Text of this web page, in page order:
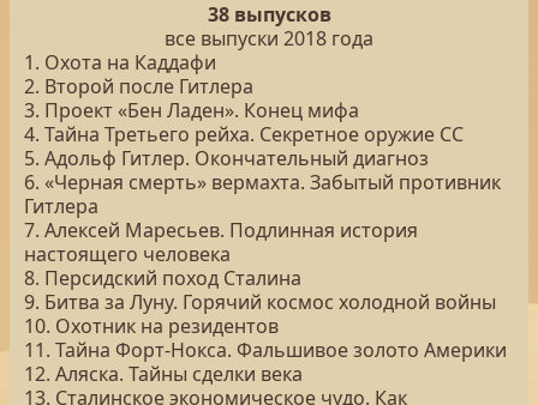
38 выпусков
все выпуски 2018 года
1. Охота на Каддафи
2. Второй после Гитлера
3. Проект «Бен Ладен». Конец мифа
4. Тайна Третьего рейха. Секретное оружие СС
5. Адольф Гитлер. Окончательный диагноз
6. «Черная смерть» вермахта. Забытый противник
Гитлера
7. Алексей Маресьев. Подлинная история
настоящего человека
8. Персидский поход Сталина
9. Битва за Луну. Горячий космос холодной войны
10. Охотник на резидентов
11. Тайна Форт-Нокса. Фальшивое золото Америки
12. Аляска. Тайны сделки века
13. Сталинское экономическое чудо. Как